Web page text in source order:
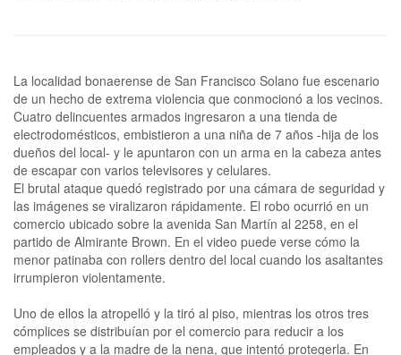
La localidad bonaerense de San Francisco Solano fue escenario
de un hecho de extrema violencia que conmocionó a los vecinos.
Cuatro delincuentes armados ingresaron a una tienda de
electrodomésticos, embistieron a una niña de 7 años -hija de los
dueños del local- y le apuntaron con un arma en la cabeza antes
de escapar con varios televisores y celulares.
El brutal ataque quedó registrado por una cámara de seguridad y
las imágenes se viralizaron rápidamente. El robo ocurrió en un
comercio ubicado sobre la avenida San Martín al 2258, en el
partido de Almirante Brown. En el video puede verse cómo la
menor patinaba con rollers dentro del local cuando los asaltantes
irrumpieron violentamente.
Uno de ellos la atropelló y la tiró al piso, mientras los otros tres
cómplices se distribuían por el comercio para reducir a los
empleados y a la madre de la nena, que intentó protegerla. En